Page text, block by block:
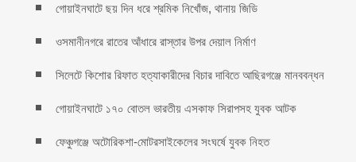
গোয়াইনঘাটে ছয় দিন ধরে শ্রমিক নিখোঁজ, থানায় জিডি
ওসমানীনগরে রাতের আঁধারে রাস্তার উপর দেয়াল নির্মাণ
সিলেটে কিশোর রিফাত হত্যাকারীদের বিচার দাবিতে আছিরগঞ্জে মানববন্ধন
গোয়াইনঘাটে ১৭০ বোতল ভারতীয় এসকাফ সিরাপসহ যুবক আটক
ফেঞ্চুগঞ্জে অটোরিকশা-মোটরসাইকেলের সংঘর্ষে যুবক নিহত